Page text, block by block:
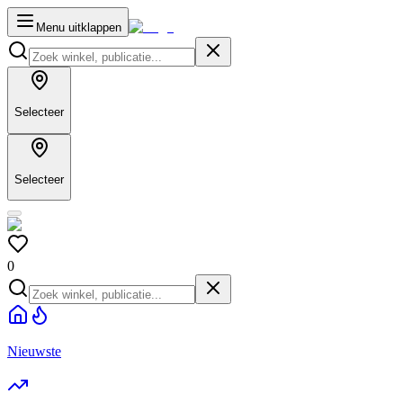
Menu uitklappen
Selecteer
Selecteer
0
Nieuwste